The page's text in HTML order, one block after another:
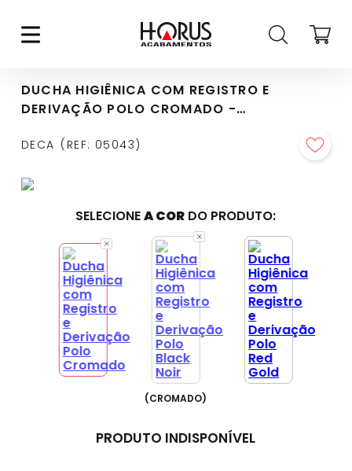
DUCHA HIGIÊNICA COM REGISTRO E
DERIVAÇÃO POLO CROMADO -
DECA REF: 05043
SELECIONEA COR DO PRODUTO:
(CROMADO)
PRODUTO INDISPONÍVEL